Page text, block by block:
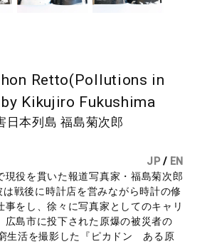
Retto(Pollutions in
Kikujiro Fukushima
日本列島 福島菊次郎
JP / EN
現役を貫いた報道写真家・福島菊次郎
戦後に時計店を営みながら時計の修
事をし、徐々に写真家としてのキャリ
広島市に投下された原爆の被災者の
生活を撮影した『ピカドン ある原